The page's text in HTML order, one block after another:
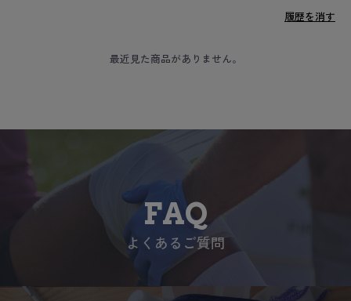
履歴を消す
最近見た商品がありません。
FAQ
よくあるご質問